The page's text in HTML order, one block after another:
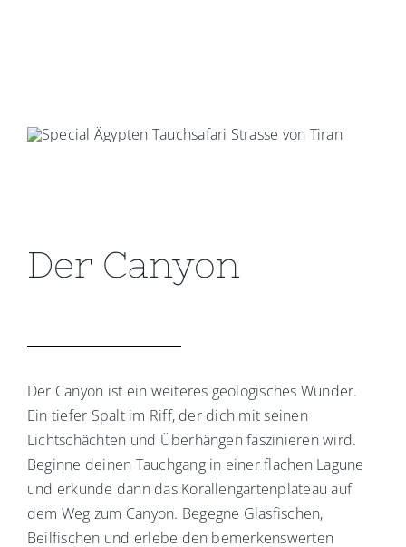
Der Canyon
Der Canyon ist ein weiteres geologisches Wunder.
Ein tiefer Spalt im Riff, der dich mit seinen
Lichtschächten und Überhängen faszinieren wird.
Beginne deinen Tauchgang in einer flachen Lagune
und erkunde dann das Korallengartenplateau auf
dem Weg zum Canyon. Begegne Glasfischen,
Beilfischen und erlebe den bemerkenswerten